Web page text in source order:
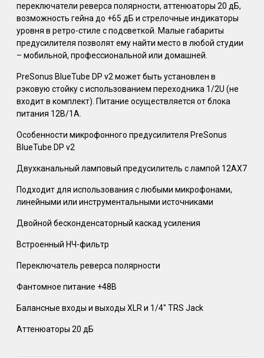
переключатели реверса полярности, аттенюаторы 20 дБ,
возможность гейна до +65 дБ и стрелочные индикаторы
уровня в ретро-стиле с подсветкой. Малые габариты
предусилителя позволят ему найти место в любой студии
– мобильной, профессиональной или домашней.
PreSonus BlueTube DP v2 может быть установлен в
рэковую стойку с использованием переходника 1/2U (не
входит в комплект). Питание осуществляется от блока
питания 12В/1А.
Особенности микрофонного предусилителя PreSonus
BlueTube DP v2
Двухканальный ламповый предусилитель с лампой 12AX7
Подходит для использования с любыми микрофонами,
линейными или инструментальными источниками
Двойной бесконденсаторный каскад усиления
Встроенный НЧ-фильтр
Переключатель реверса полярности
Фантомное питание +48В
Балансные входы и выходы XLR и 1/4" TRS Jack
Аттенюаторы 20 дБ